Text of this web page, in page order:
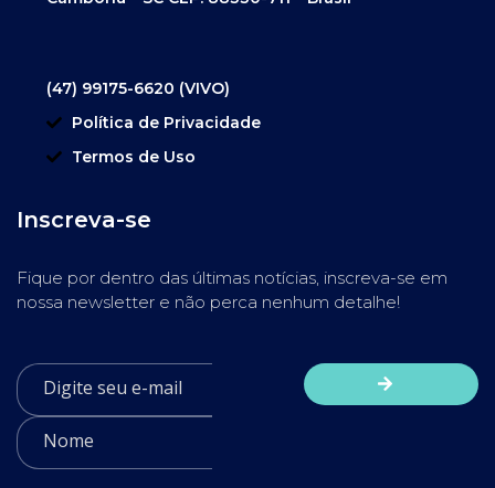
(47) 99175-6620 (VIVO)
Política de Privacidade
Termos de Uso
Inscreva-se
Fique por dentro das últimas notícias, inscreva-se em
nossa newsletter e não perca nenhum detalhe!